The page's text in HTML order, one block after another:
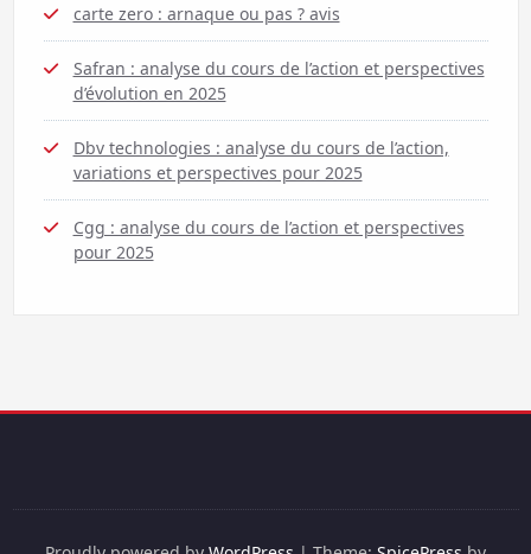
carte zero : arnaque ou pas ? avis
Safran : analyse du cours de l’action et perspectives
d’évolution en 2025
Dbv technologies : analyse du cours de l’action,
variations et perspectives pour 2025
Cgg : analyse du cours de l’action et perspectives
pour 2025